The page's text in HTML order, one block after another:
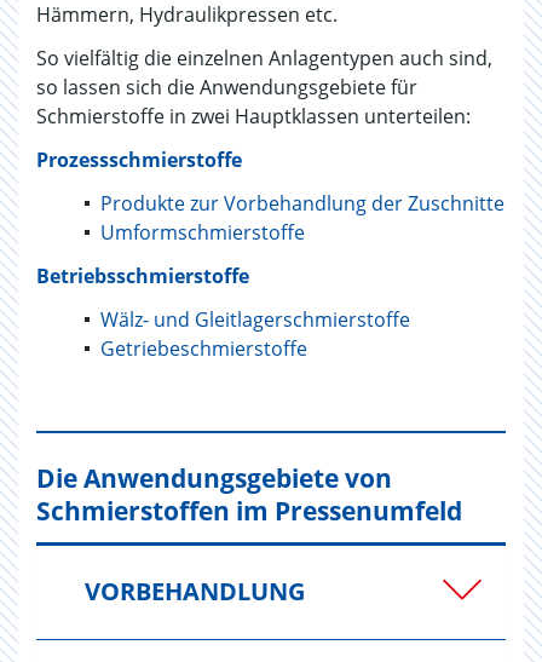
Hämmern, Hydraulikpressen etc.
So vielfältig die einzelnen Anlagentypen auch sind,
so lassen sich die Anwendungsgebiete für
Schmierstoffe in zwei Hauptklassen unterteilen:
Prozessschmierstoffe
Produkte zur Vorbehandlung der Zuschnitte
Umformschmierstoffe
Betriebsschmierstoffe
Wälz- und Gleitlagerschmierstoffe
Getriebeschmierstoffe
Die Anwendungsgebiete von
Schmierstoffen im Pressenumfeld
VORBEHANDLUNG